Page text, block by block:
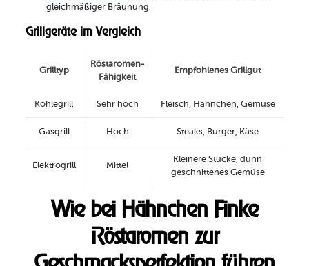
gleichmäßiger Bräunung.
Grillgeräte im Vergleich
Grilltyp
Röstaromen-
Fähigkeit
Empfohlenes Grillgut
Kohlegrill Sehr hoch Fleisch, Hähnchen, Gemüse
Gasgrill Hoch Steaks, Burger, Käse
Elektrogrill Mittel
Kleinere Stücke, dünn
geschnittenes Gemüse
Wie bei Hähnchen Finke
Röstaromen zur